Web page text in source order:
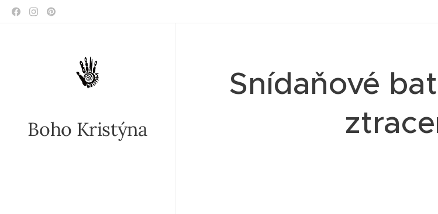
Boho Kristýna
Snídaňové